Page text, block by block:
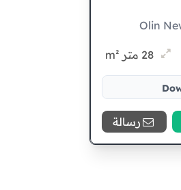
28 متر m²
رسالة